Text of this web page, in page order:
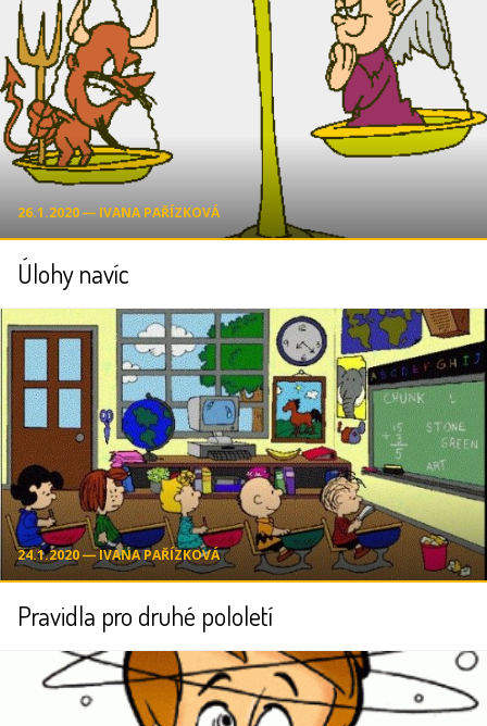
26.1.2020 ― IVANA PAŘÍZKOVÁ
Úlohy navíc
24.1.2020 ― IVANA PAŘÍZKOVÁ
Pravidla pro druhé pololetí